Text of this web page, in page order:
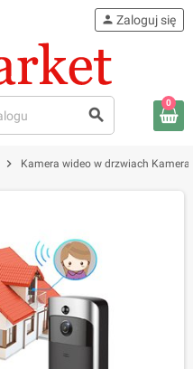
search
person Zaloguj się
0
chevron_right Kamera wideo w drzwiach